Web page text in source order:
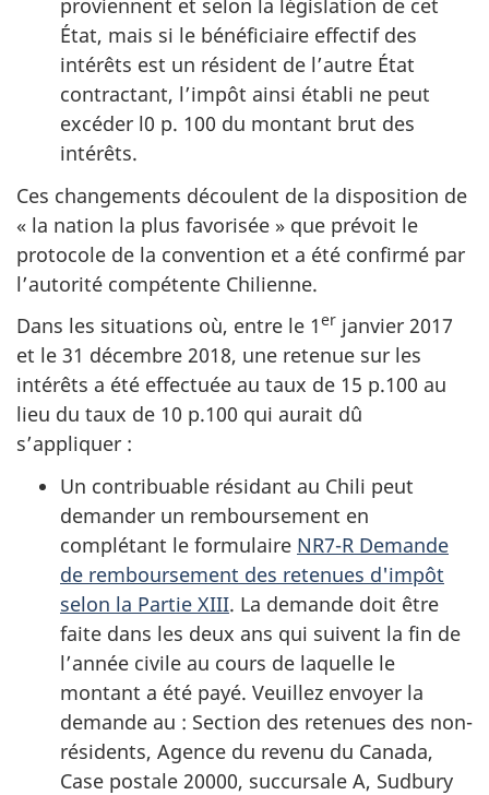
proviennent et selon la législation de cet
État, mais si le bénéficiaire effectif des
intérêts est un résident de l’autre État
contractant, l’impôt ainsi établi ne peut
excéder l0 p. 100 du montant brut des
intérêts.
Ces changements découlent de la disposition de
« la nation la plus favorisée » que prévoit le
protocole de la convention et a été confirmé par
l’autorité compétente Chilienne.
Dans les situations où, entre le 1er janvier 2017
et le 31 décembre 2018, une retenue sur les
intérêts a été effectuée au taux de 15 p.100 au
lieu du taux de 10 p.100 qui aurait dû
s’appliquer :
Un contribuable résidant au Chili peut
demander un remboursement en
complétant le formulaire NR7-R Demande
de remboursement des retenues d'impôt
selon la Partie XIII. La demande doit être
faite dans les deux ans qui suivent la fin de
l’année civile au cours de laquelle le
montant a été payé. Veuillez envoyer la
demande au : Section des retenues des non-
résidents, Agence du revenu du Canada,
Case postale 20000, succursale A, Sudbury